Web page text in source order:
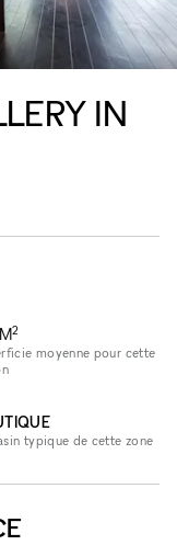
IN
M2
moyenne pour cette
typique de cette zone